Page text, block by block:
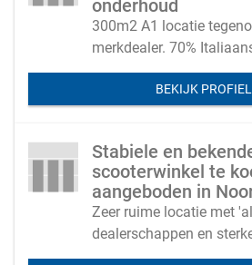
onderhoud
300m2 A1 locatie
merkdealer. 70%
onderhoud
BEKIJK PROFIEL
Stabiele en
scooterwinkel te
aangeboden in
Zeer ruime locatie met
dealerschappen en
flexibele